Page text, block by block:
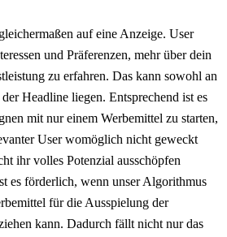
auf eine Anzeige. User
und Präferenzen, mehr über dein
zu erfahren. Das kann sowohl an
Headline liegen. Entsprechend ist es
mit nur einem Werbemittel zu starten,
User womöglich nicht geweckt
ihr volles Potenzial ausschöpfen
es förderlich, wenn unser Algorithmus
für die Ausspielung der
kann. Dadurch fällt nicht nur das